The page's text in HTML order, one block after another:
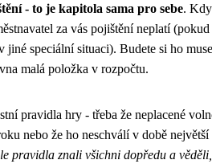
- to je kapitola sama pro sebe.
za vás pojištění neplatí (pokud
jiné speciální situaci). Budete si ho
malá položka v rozpočtu.
pravidla hry - třeba že neplacené
nebo že ho neschválí v době největší
pravidla znali všichni dopředu a